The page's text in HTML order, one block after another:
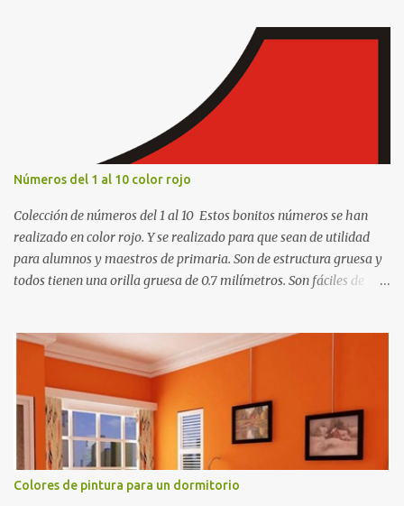
Números del 1 al 10 color rojo
Colección de números del 1 al 10 Estos bonitos números se han
realizado en color rojo. Y se realizado para que sean de utilidad
para alumnos y maestros de primaria. Son de estructura gruesa y
todos tienen una orilla gruesa de 0.7 milímetros. Son fáciles de
matemáticos, para decorar los cumpleaños de los niños, entre
otras cosas.
Colores de pintura para un dormitorio